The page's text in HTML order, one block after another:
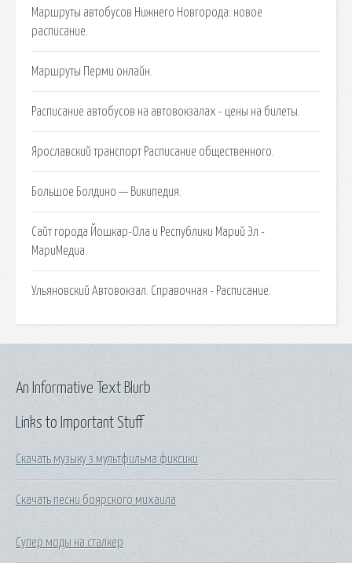
Маршруты автобусов Нижнего Новгорода: новое
расписание.
Маршруты Перми онлайн.
Расписание автобусов на автовокзалах - цены на билеты.
Ярославский транспорт Расписание общественного.
Большое Болдино — Википедия.
Сайт города Йошкар-Ола и Республики Марий Эл -
МариМедиа.
Ульяновский Автовокзал. Справочная - Расписание.
Links to Important Stuff
Скачать музыку з мультфильма фиксики
Скачать песни боярского михаила
Супер моды на сталкер
An Informative Text Blurb